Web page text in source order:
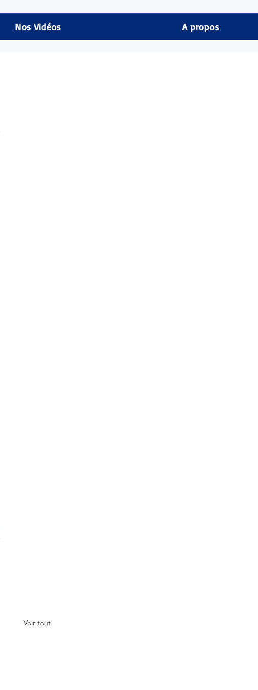
Nos Vidéos A propos
Voir tout